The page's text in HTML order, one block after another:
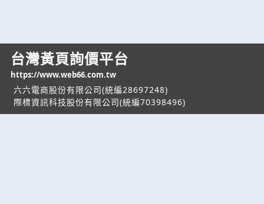
台灣黃頁詢價平台
https://www.web66.com.tw
六六電商股份有限公司(統編28697248)
際標資訊科技股份有限公司(統編70398496)